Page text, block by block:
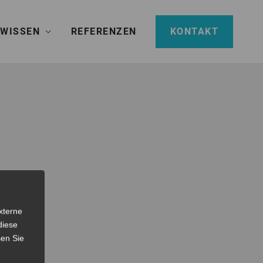
REFERENZEN KONTAKT
Sie